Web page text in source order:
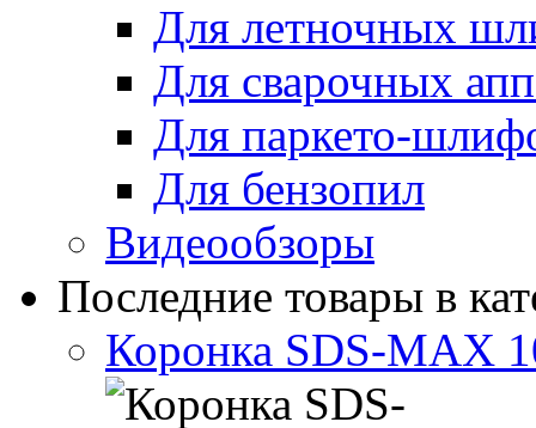
Для летночных
Для сварочных
Для паркето-
Для бензопил
Видеообзоры
Последние товары в
Коронка SDS-MAX